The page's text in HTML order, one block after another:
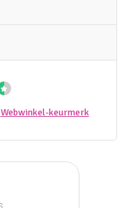
Webwinkel-keurmerk